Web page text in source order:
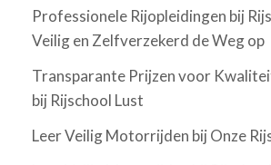
Professionele Rijopleidingen bij
Veilig en Zelfverzekerd de Weg op
Transparante Prijzen voor
bij Rijschool Lust
Leer Veilig Motorrijden bij Onze